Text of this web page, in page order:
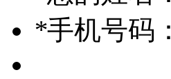
*手机号码：